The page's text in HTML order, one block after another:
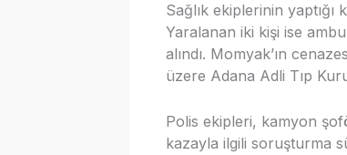
Sağlık ekiplerinin
Yaralanan iki kişi ise
alındı. Momyak’ın
üzere Adana Adli Tıp
Polis ekipleri, kamyon
kazayla ilgili soruşturma